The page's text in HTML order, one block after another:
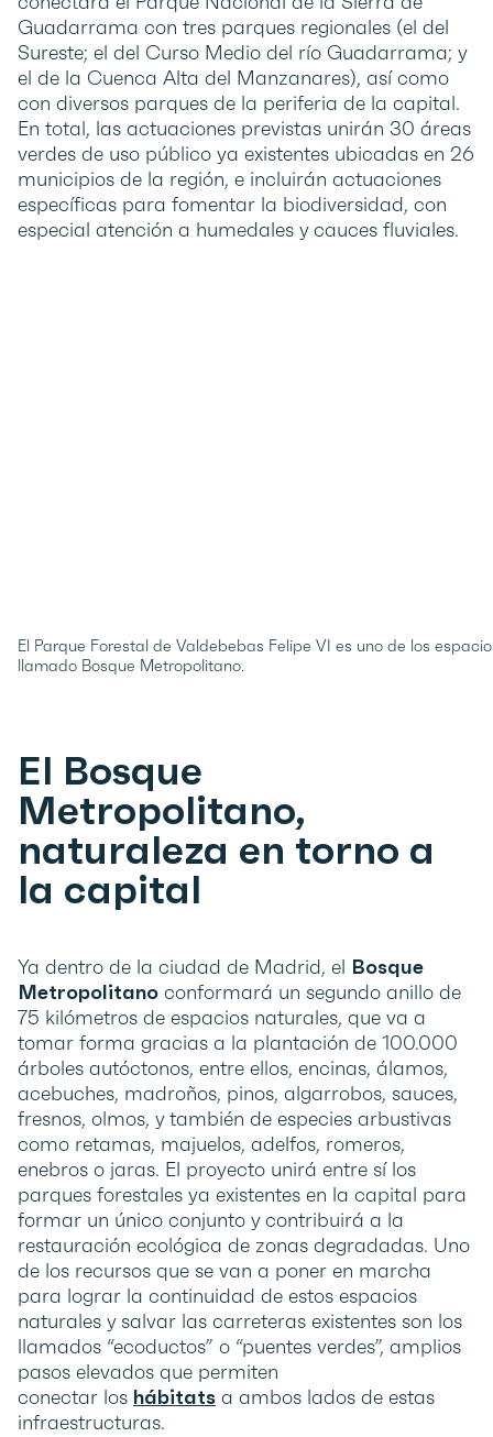
Guadarrama con tres parques regionales (el del
Sureste; el del Curso Medio del río Guadarrama; y
el de la Cuenca Alta del Manzanares), así como
con diversos parques de la periferia de la capital.
En total, las actuaciones previstas unirán 30 áreas
verdes de uso público ya existentes ubicadas en 26
municipios de la región, e incluirán actuaciones
específicas para fomentar la biodiversidad, con
especial atención a humedales y cauces fluviales.
El Parque Forestal de Valdebebas Felipe VI es uno de los
llamado Bosque Metropolitano.
El Bosque
Metropolitano,
naturaleza en torno a
la capital
Ya dentro de la ciudad de Madrid, el Bosque
Metropolitano conformará un segundo anillo de
75 kilómetros de espacios naturales, que va a
tomar forma gracias a la plantación de 100.000
árboles autóctonos, entre ellos, encinas, álamos,
acebuches, madroños, pinos, algarrobos, sauces,
fresnos, olmos, y también de especies arbustivas
como retamas, majuelos, adelfos, romeros,
enebros o jaras. El proyecto unirá entre sí los
parques forestales ya existentes en la capital para
formar un único conjunto y contribuirá a la
restauración ecológica de zonas degradadas. Uno
de los recursos que se van a poner en marcha
para lograr la continuidad de estos espacios
naturales y salvar las carreteras existentes son los
llamados “ecoductos” o “puentes verdes”, amplios
pasos elevados que permiten
conectar los hábitats a ambos lados de estas
infraestructuras.